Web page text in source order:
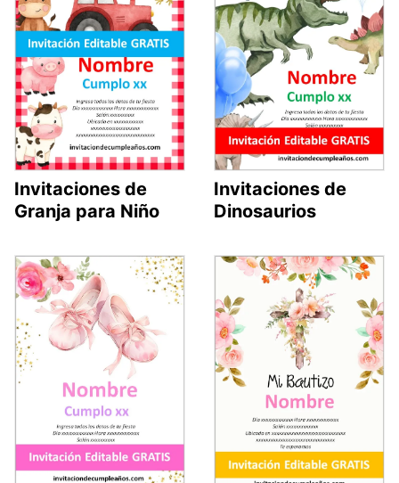
Invitaciones de
Granja para Niño
Invitaciones de
Dinosaurios